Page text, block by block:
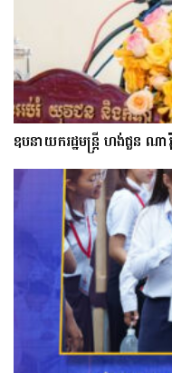
ឧបនាយករដ្ឋមន្ត្រី ហង់ជួន ណា